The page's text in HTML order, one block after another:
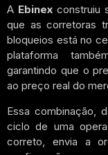
A Ebinex construiu
que as corretoras
bloqueios está no
plataforma
garantindo que o
ao preço real do
Essa combinação,
ciclo de uma
correto, envia a